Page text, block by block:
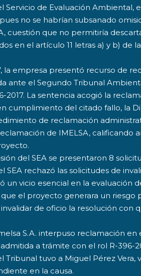
Servicio de Evaluación Ambiental,
no se habrían subsanado
cuestión que no permitiría
en el artículo 11 letras a) y b) de la
la empresa presentó recurso de
ante el Segundo Tribunal
2017. La sentencia acogió la
cumplimiento del citado fallo, la
de reclamación
de IMELSA, calificando
del SEA se presentaron 8
SEA rechazó las solicitudes de
un vicio esencial en la evaluación
el proyecto generara un riesgo
de oficio la resolución con
S.A. interpuso reclamación en
a trámite con el rol R-396-
Tribunal tuvo a Miguel Pérez Vera,
en la causa.